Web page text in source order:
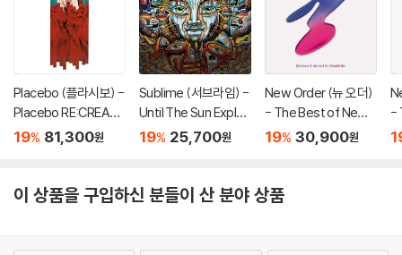
Placebo (플라시보) -
Placebo RE:CREATE
D [7인치 Vinyl + 2L
19% 81,300원
Sublime (서브라임) -
Until The Sun Explod
es
19% 25,700원
New Order (뉴 오더)
- The Best of New
Order
19% 30,900원
-
이 상품을 구입하신 분들이 산 분야 상품